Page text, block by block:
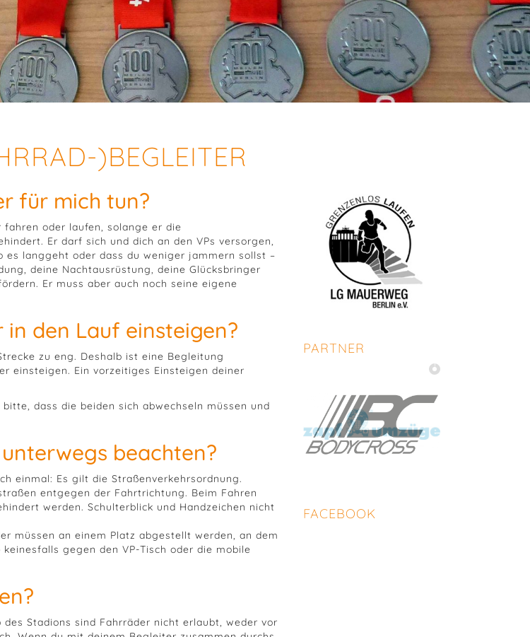
)BEGLEITER
für mich tun?
oder laufen, solange er die
Er darf sich und dich an den VPs versorgen,
es langgeht oder dass du weniger jammern sollst –
deine Nachtausrüstung, deine Glücksbringer
Er muss aber auch noch seine eigene
den Lauf einsteigen?
zu eng. Deshalb ist eine Begleitung
einsteigen. Ein vorzeitiges Einsteigen deiner
dass die beiden sich abwechseln müssen und
beachten?
einmal: Es gilt die Straßenverkehrsordnung.
entgegen der Fahrtrichtung. Beim Fahren
werden. Schulterblick und Handzeichen nicht
müssen an einem Platz abgestellt werden, an dem
gegen den VP-Tisch oder die mobile
Stadions sind Fahrräder nicht erlaubt, weder vor
PARTNER
FACEBOOK